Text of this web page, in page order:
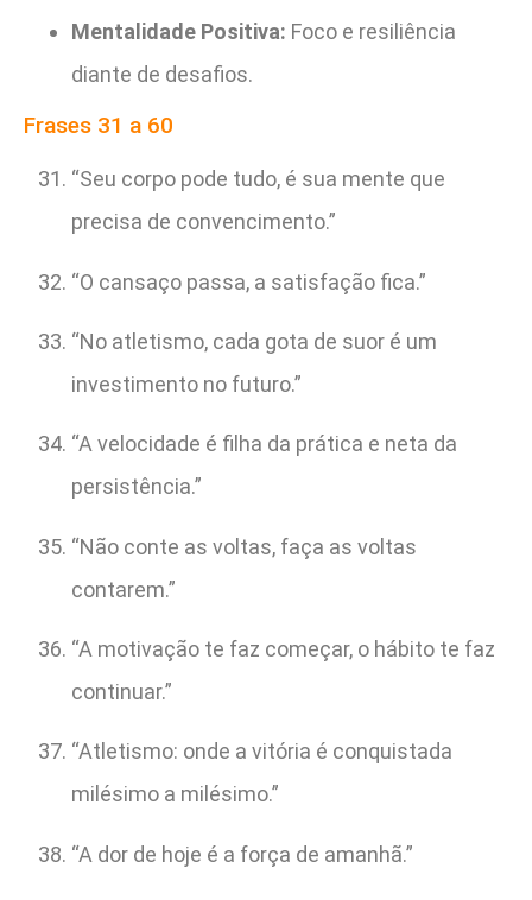
Mentalidade Positiva: Foco e resiliência
diante de desafios.
Frases 31 a 60
“Seu corpo pode tudo, é sua mente que
precisa de convencimento.”
“O cansaço passa, a satisfação fica.”
“No atletismo, cada gota de suor é um
investimento no futuro.”
“A velocidade é filha da prática e neta da
persistência.”
“Não conte as voltas, faça as voltas
contarem.”
“A motivação te faz começar, o hábito te faz
continuar.”
“Atletismo: onde a vitória é conquistada
milésimo a milésimo.”
“A dor de hoje é a força de amanhã.”